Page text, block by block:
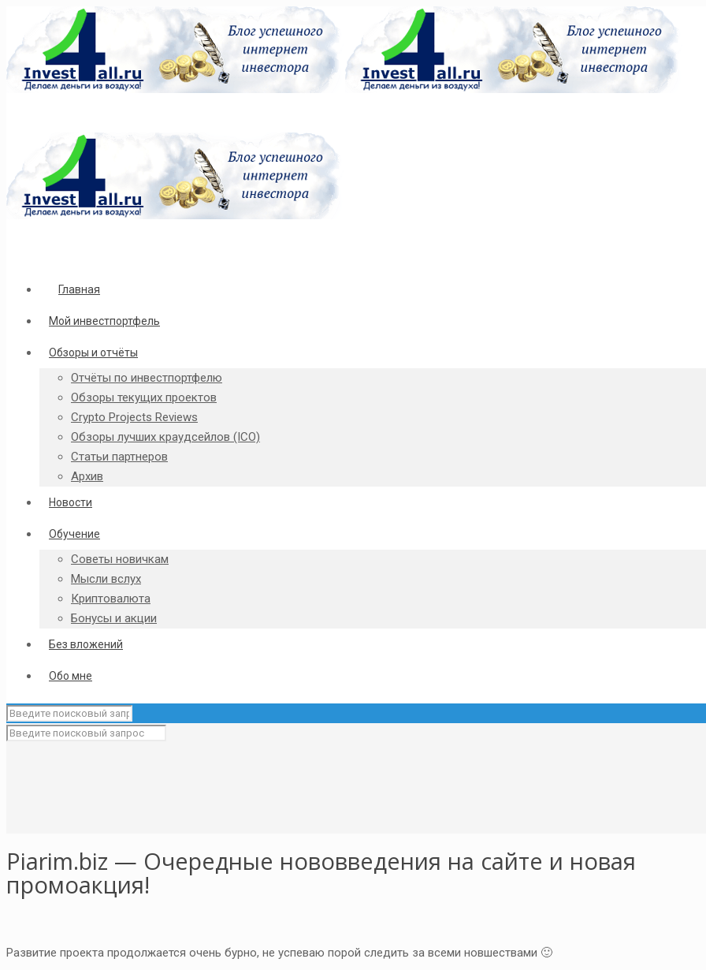
Главная
Мой инвестпортфель
Обзоры и отчёты
Отчёты по инвестпортфелю
Обзоры текущих проектов
Crypto Projects Reviews
Обзоры лучших краудсейлов (ICO)
Статьи партнеров
Архив
Новости
Обучение
Советы новичкам
Мысли вслух
Криптовалюта
Бонусы и акции
Без вложений
Обо мне
Piarim.biz — Очередные нововведения на сайте и новая
промоакция!
Развитие проекта продолжается очень бурно, не успеваю порой следить за всеми новшествами 🙂